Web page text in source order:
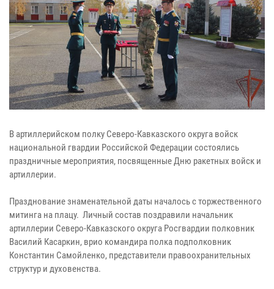
В артиллерийском полку Северо-Кавказского округа войск
национальной гвардии Российской Федерации состоялись
праздничные мероприятия, посвященные Дню ракетных войск и
артиллерии.
Празднование знаменательной даты началось с торжественного
митинга на плацу. Личный состав поздравили начальник
артиллерии Северо-Кавказского округа Росгвардии полковник
Василий Касаркин, врио командира полка подполковник
Константин Самойленко, представители правоохранительных
структур и духовенства.